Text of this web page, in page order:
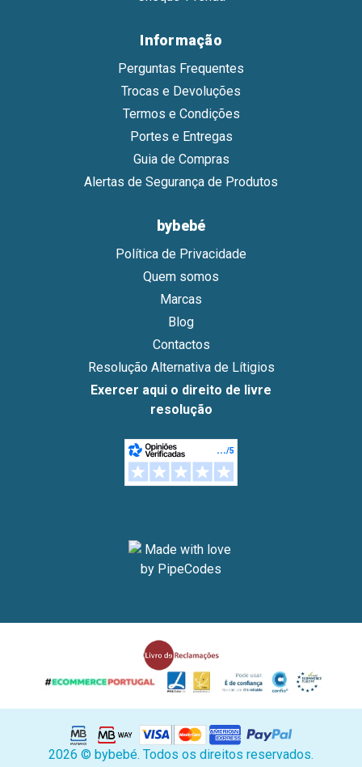
Informação
Perguntas Frequentes
Trocas e Devoluções
Termos e Condições
Portes e Entregas
Guia de Compras
Alertas de Segurança de Produtos
bybebé
Política de Privacidade
Quem somos
Marcas
Blog
Contactos
Resolução Alternativa de Lítigios
Exercer aqui o direito de livre
resolução
2026 © bybebé. Todos os direitos reservados.